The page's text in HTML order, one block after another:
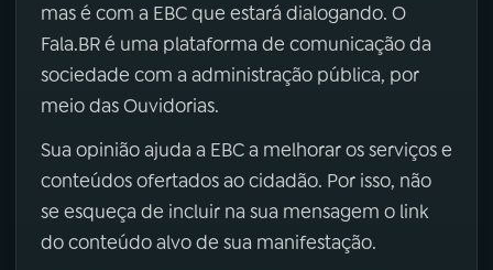
mas é com a EBC que estará dialogando. O
Fala.BR é uma plataforma de comunicação da
sociedade com a administração pública, por
meio das Ouvidorias.
Sua opinião ajuda a EBC a melhorar os serviços e
conteúdos ofertados ao cidadão. Por isso, não
se esqueça de incluir na sua mensagem o link
do conteúdo alvo de sua manifestação.